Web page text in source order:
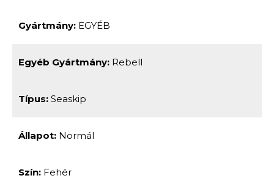
Gyártmány: EGYÉB
Egyéb Gyártmány: Rebell
Típus: Seaskip
Állapot: Normál
Szín: Fehér